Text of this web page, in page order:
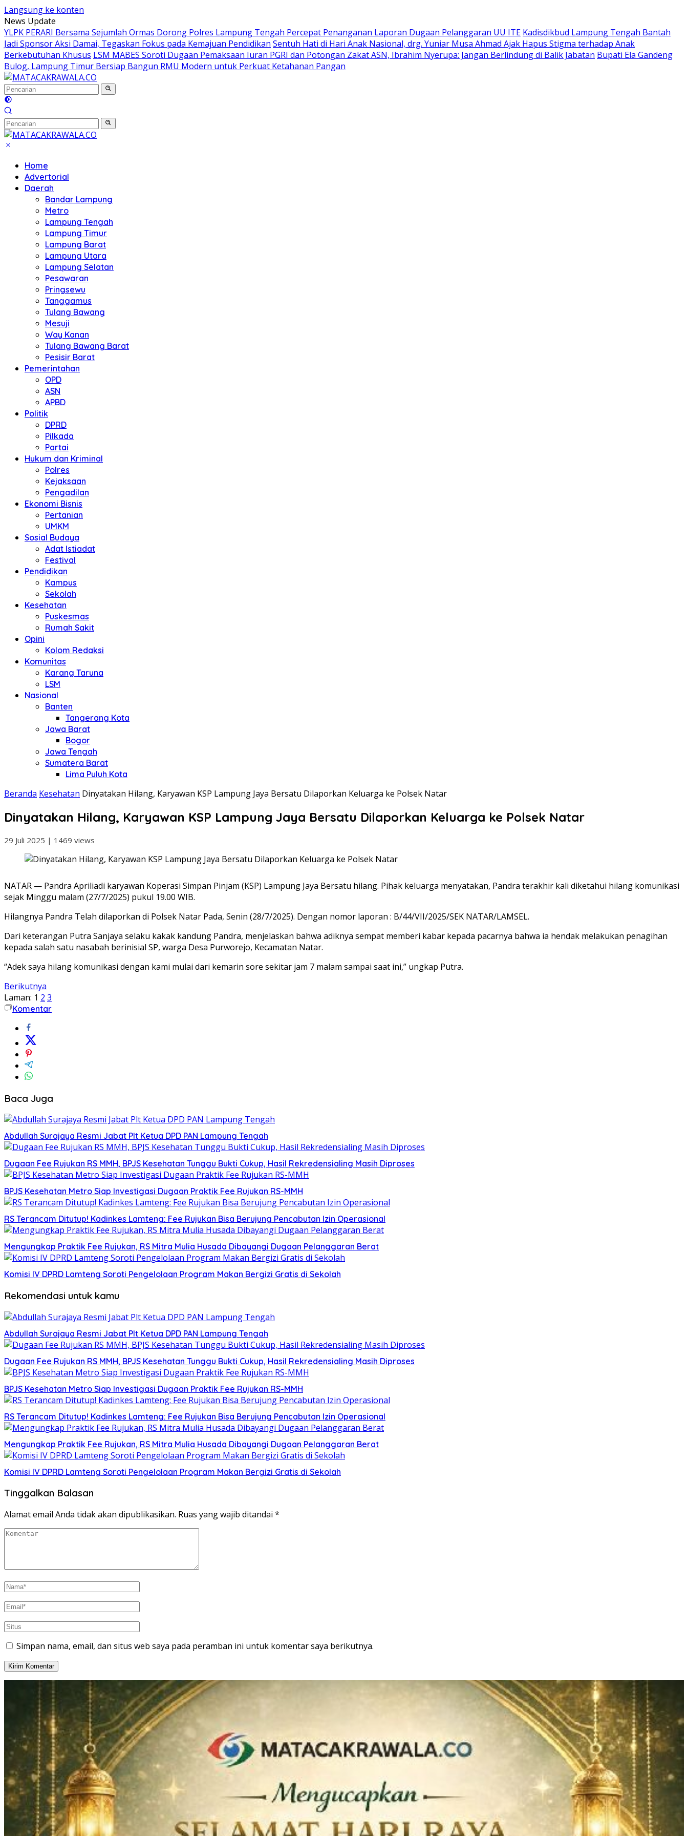
Langsung ke konten
News Update
YLPK PERARI Bersama Sejumlah Ormas Dorong Polres Lampung Tengah Percepat Penanganan Laporan Dugaan Pelanggaran UU ITE Kadisdikbud Lampung Tengah Bantah
Jadi Sponsor Aksi Damai, Tegaskan Fokus pada Kemajuan Pendidikan Sentuh Hati di Hari Anak Nasional, drg. Yuniar Musa Ahmad Ajak Hapus Stigma terhadap Anak
Berkebutuhan Khusus LSM MABES Soroti Dugaan Pemaksaan Iuran PGRI dan Potongan Zakat ASN, Ibrahim Nyerupa: Jangan Berlindung di Balik Jabatan Bupati Ela Gandeng
Bulog, Lampung Timur Bersiap Bangun RMU Modern untuk Perkuat Ketahanan Pangan
Home
Advertorial
Daerah
Bandar Lampung
Metro
Lampung Tengah
Lampung Timur
Lampung Barat
Lampung Utara
Lampung Selatan
Pesawaran
Pringsewu
Tanggamus
Tulang Bawang
Mesuji
Way Kanan
Tulang Bawang Barat
Pesisir Barat
Pemerintahan
OPD
ASN
APBD
Politik
DPRD
Pilkada
Partai
Hukum dan Kriminal
Polres
Kejaksaan
Pengadilan
Ekonomi Bisnis
Pertanian
UMKM
Sosial Budaya
Adat Istiadat
Festival
Pendidikan
Kampus
Sekolah
Kesehatan
Puskesmas
Rumah Sakit
Opini
Kolom Redaksi
Komunitas
Karang Taruna
LSM
Nasional
Banten
Tangerang Kota
Jawa Barat
Bogor
Jawa Tengah
Sumatera Barat
Lima Puluh Kota
Beranda Kesehatan Dinyatakan Hilang, Karyawan KSP Lampung Jaya Bersatu Dilaporkan Keluarga ke Polsek Natar
Dinyatakan Hilang, Karyawan KSP Lampung Jaya Bersatu Dilaporkan Keluarga ke Polsek Natar
29 Juli 2025 | 1469 views
NATAR — Pandra Apriliadi karyawan Koperasi Simpan Pinjam (KSP) Lampung Jaya Bersatu hilang. Pihak keluarga menyatakan, Pandra terakhir kali diketahui hilang komunikasi
sejak Minggu malam (27/7/2025) pukul 19.00 WIB.
Hilangnya Pandra Telah dilaporkan di Polsek Natar Pada, Senin (28/7/2025). Dengan nomor laporan : B/44/VII/2025/SEK NATAR/LAMSEL.
Dari keterangan Putra Sanjaya selaku kakak kandung Pandra, menjelaskan bahwa adiknya sempat memberi kabar kepada pacarnya bahwa ia hendak melakukan penagihan
kepada salah satu nasabah berinisial SP, warga Desa Purworejo, Kecamatan Natar.
“Adek saya hilang komunikasi dengan kami mulai dari kemarin sore sekitar jam 7 malam sampai saat ini,” ungkap Putra.
Berikutnya
Laman: 1 2 3
Komentar
Baca Juga
Abdullah Surajaya Resmi Jabat Plt Ketua DPD PAN Lampung Tengah
Dugaan Fee Rujukan RS MMH, BPJS Kesehatan Tunggu Bukti Cukup, Hasil Rekredensialing Masih Diproses
BPJS Kesehatan Metro Siap Investigasi Dugaan Praktik Fee Rujukan RS-MMH
RS Terancam Ditutup! Kadinkes Lamteng: Fee Rujukan Bisa Berujung Pencabutan Izin Operasional
Mengungkap Praktik Fee Rujukan, RS Mitra Mulia Husada Dibayangi Dugaan Pelanggaran Berat
Komisi IV DPRD Lamteng Soroti Pengelolaan Program Makan Bergizi Gratis di Sekolah
Rekomendasi untuk kamu
Abdullah Surajaya Resmi Jabat Plt Ketua DPD PAN Lampung Tengah
Dugaan Fee Rujukan RS MMH, BPJS Kesehatan Tunggu Bukti Cukup, Hasil Rekredensialing Masih Diproses
BPJS Kesehatan Metro Siap Investigasi Dugaan Praktik Fee Rujukan RS-MMH
RS Terancam Ditutup! Kadinkes Lamteng: Fee Rujukan Bisa Berujung Pencabutan Izin Operasional
Mengungkap Praktik Fee Rujukan, RS Mitra Mulia Husada Dibayangi Dugaan Pelanggaran Berat
Komisi IV DPRD Lamteng Soroti Pengelolaan Program Makan Bergizi Gratis di Sekolah
Tinggalkan Balasan
Alamat email Anda tidak akan dipublikasikan. Ruas yang wajib ditandai *
Simpan nama, email, dan situs web saya pada peramban ini untuk komentar saya berikutnya.